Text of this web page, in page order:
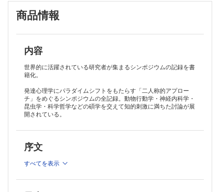
こころは孤立しているか？
実験的発達心理学の可能性と限界
あとがき
索引
プロフィール＆講演ビデオ
商品情報
内容
世界的に活躍されている研究者が集まるシンポジウムの記録を書
籍化。
発達心理学にパラダイムシフトをもたらす「二人称的アプロー
チ」をめぐるシンポジウムの全記録。動物行動学・神経内科学・
昆虫学・科学哲学などの碩学を交えて知的刺激に満ちた討論が展
開されている。
序文
すべてを表示